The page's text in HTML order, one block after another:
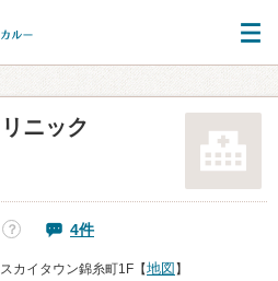
ニック
？ 4件
カイタウン錦糸町1F【地図 】